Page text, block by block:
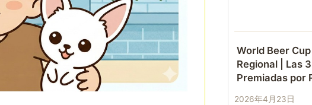
World Beer
Regional | Las
Premiadas por
2026年4月23日